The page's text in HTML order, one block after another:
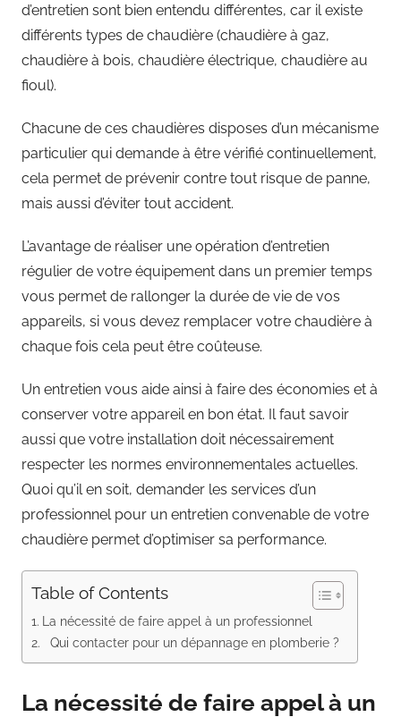
d’entretien sont bien entendu différentes, car il existe
différents types de chaudière (chaudière à gaz,
chaudière à bois, chaudière électrique, chaudière au
fioul).
Chacune de ces chaudières disposes d’un mécanisme
particulier qui demande à être vérifié continuellement,
cela permet de prévenir contre tout risque de panne,
mais aussi d’éviter tout accident.
L’avantage de réaliser une opération d’entretien
régulier de votre équipement dans un premier temps
vous permet de rallonger la durée de vie de vos
appareils, si vous devez remplacer votre chaudière à
chaque fois cela peut être coûteuse.
Un entretien vous aide ainsi à faire des économies et à
conserver votre appareil en bon état. Il faut savoir
aussi que votre installation doit nécessairement
respecter les normes environnementales actuelles.
Quoi qu’il en soit, demander les services d’un
professionnel pour un entretien convenable de votre
chaudière permet d’optimiser sa performance.
Table of Contents
La nécessité de faire appel à un professionnel
Qui contacter pour un dépannage en plomberie ?
La nécessité de faire appel à un